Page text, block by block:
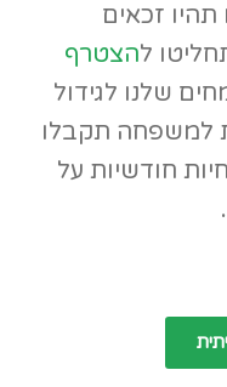
זכאים
להצטרף
שלנו לגידול
למשפחה תקבלו
חודשיות על